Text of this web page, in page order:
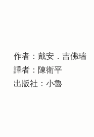
作者：戴安．吉佛瑞
譯者：陳衛平
出版社：小魯